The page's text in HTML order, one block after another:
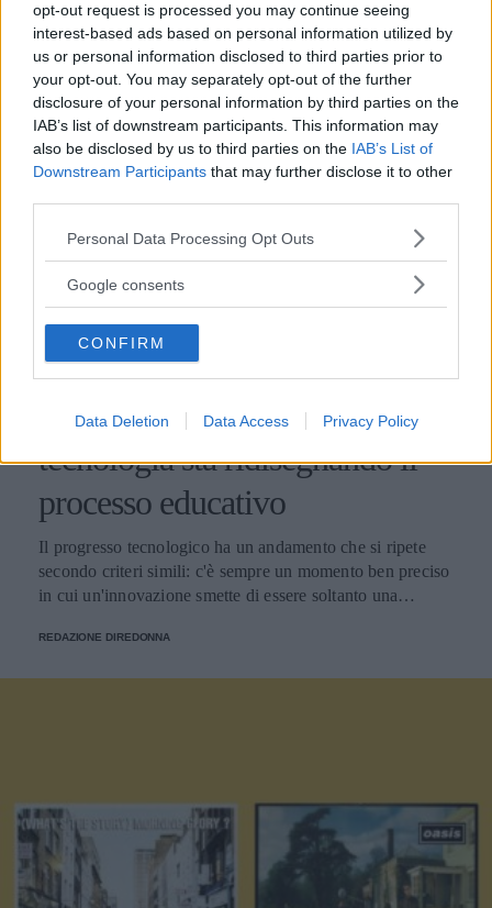
opt-out request is processed you may continue seeing
interest-based ads based on personal information utilized by
us or personal information disclosed to third parties prior to
your opt-out. You may separately opt-out of the further
disclosure of your personal information by third parties on the
IAB’s list of downstream participants. This information may
also be disclosed by us to third parties on the IAB’s List of
Downstream Participants that may further disclose it to other
Please note that this website/app uses one or more Google
not limited to your visit or usage behaviour. You may click to
use your data for below specified purposes in below Google
consent section.
Personal Data Processing Opt Outs
Google consents
CONFIRM
Data Deletion Data Access Privacy Policy
Dall'asilo all'università, la
tecnologia sta ridisegnando il
processo educativo
Il progresso tecnologico ha un andamento che si ripete
secondo criteri simili: c'è sempre un momento ben preciso
in cui un'innovazione smette di essere soltanto una
REDAZIONE DIREDONNA